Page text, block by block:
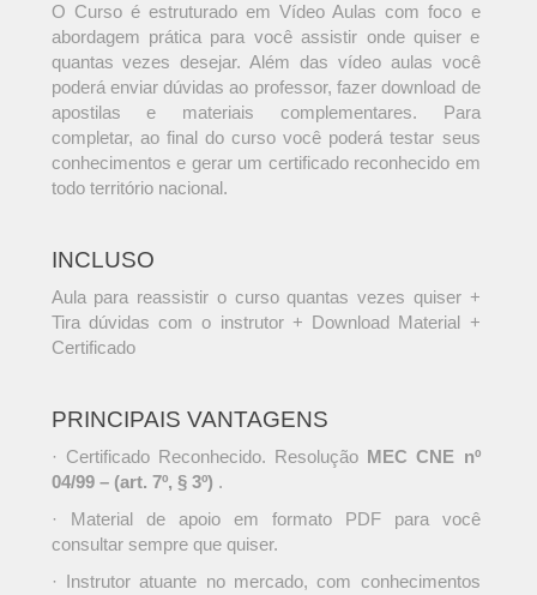
O Curso é estruturado em Vídeo Aulas com foco e
abordagem prática para você assistir onde quiser e
quantas vezes desejar. Além das vídeo aulas você
poderá enviar dúvidas ao professor, fazer download de
apostilas e materiais complementares. Para
completar, ao final do curso você poderá testar seus
conhecimentos e gerar um certificado reconhecido em
todo território nacional.
INCLUSO
Aula para reassistir o curso quantas vezes quiser +
Tira dúvidas com o instrutor + Download Material +
Certificado
PRINCIPAIS VANTAGENS
· Certificado Reconhecido. Resolução MEC CNE nº
04/99 – (art. 7º, § 3º) .
· Material de apoio em formato PDF para você
consultar sempre que quiser.
· Instrutor atuante no mercado, com conhecimentos